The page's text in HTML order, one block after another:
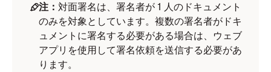
注： 対面署名は、署名者が 1 人のドキュメント
のみを対象としています。複数の署名者がドキ
ュメントに署名する必要がある場合は、ウェブ
アプリを使用して署名依頼を送信する必要があ
ります。